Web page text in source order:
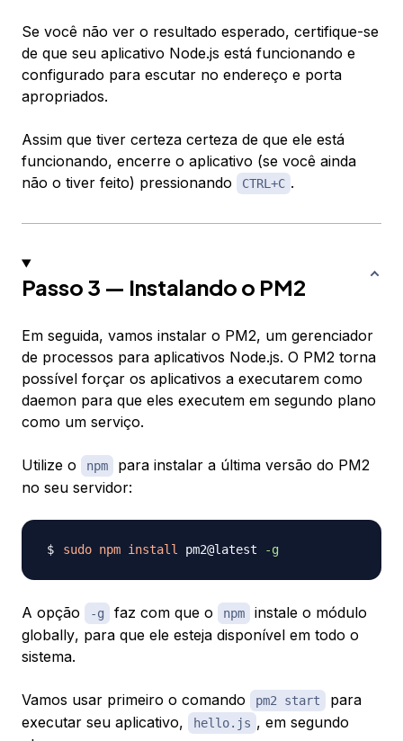
Se você não ver o resultado esperado, certifique-se
de que seu aplicativo Node.js está funcionando e
configurado para escutar no endereço e porta
apropriados.
Assim que tiver certeza certeza de que ele está
funcionando, encerre o aplicativo (se você ainda
não o tiver feito) pressionando
CTRL+C .
Passo 3 — Instalando o PM2
Em seguida, vamos instalar o PM2, um gerenciador
de processos para aplicativos Node.js. O PM2 torna
possível forçar os aplicativos a executarem como
daemon para que eles executem em segundo plano
como um serviço.
Utilize o npm
para instalar a última versão do PM2
no seu servidor:
sudo npm install pm2@latest -g
A opção -g faz com que o npm
instale o módulo
globally, para que ele esteja disponível em todo o
sistema.
Vamos usar primeiro o comando pm2 start
para
executar seu aplicativo,
hello.js , em segundo